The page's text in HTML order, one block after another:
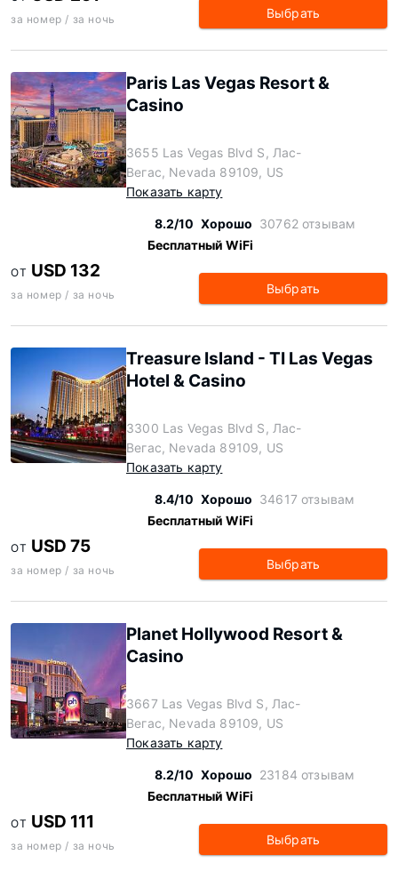
за номер / за ночь Выбрать
Paris Las Vegas Resort &
Casino
3655 Las Vegas Blvd S, Лас-
Вегас, Nevada 89109, US
Показать карту
8.2/10 Хорошо 30762 отзывам
Бесплатный WiFi
ОТ USD 132
за номер / за ночь Выбрать
Treasure Island - TI Las Vegas
Hotel & Casino
3300 Las Vegas Blvd S, Лас-
Вегас, Nevada 89109, US
Показать карту
8.4/10 Хорошо 34617 отзывам
Бесплатный WiFi
ОТ USD 75
за номер / за ночь Выбрать
Planet Hollywood Resort &
Casino
3667 Las Vegas Blvd S, Лас-
Вегас, Nevada 89109, US
Показать карту
8.2/10 Хорошо 23184 отзывам
Бесплатный WiFi
ОТ USD 111
за номер / за ночь Выбрать